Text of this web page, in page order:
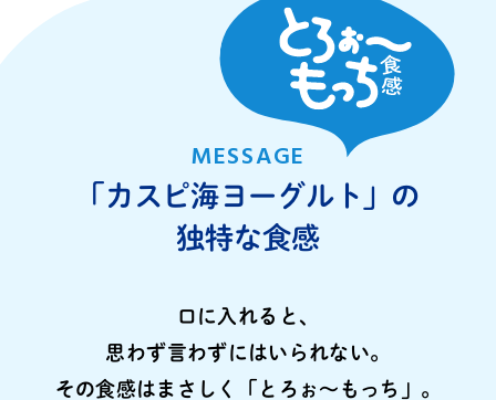
MESSAGE
「カスピ海ヨーグルト」の
独特な食感
口に入れると、
思わず言わずにはいられない。
その食感はまさしく「とろぉ〜もっち」。